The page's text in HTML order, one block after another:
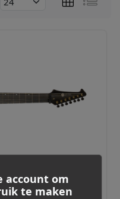
account om
te maken